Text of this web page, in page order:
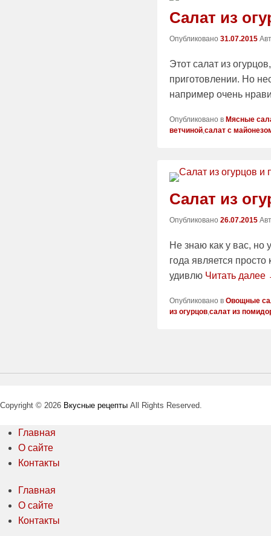
Салат из
Опубликовано 31.07.2015
Этот салат из
приготовлении. Но
например очень
Опубликовано в Мясные
ветчиной,салат с
Салат из
Опубликовано 26.07.2015
Не знаю как у вас, но
года является
удивлю Читать
Опубликовано в Овощные
из огурцов,салат из
Copyright © 2026 Вкусные рецепты All Rights Reserved.
Главная
О сайте
Контакты
Главная
О сайте
Контакты